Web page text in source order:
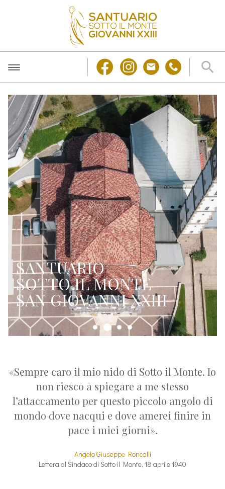
SANTUARIO
SOTTO IL MONTE
SAN GIOVANNI XXIII
«Sempre caro il mio nido di Sotto il Monte. Io
non riesco a spiegare a me stesso
l’attaccamento per questo piccolo angolo di
mondo dove nacqui e dove amerei finire in
pace i miei giorni».
Angelo Giuseppe Roncalli
Lettera al Sindaco di Sotto il Monte, 18 aprile 1940